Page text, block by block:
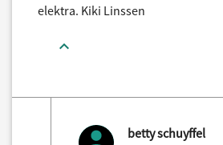
elektra. Kiki Linssen
betty schuyffel